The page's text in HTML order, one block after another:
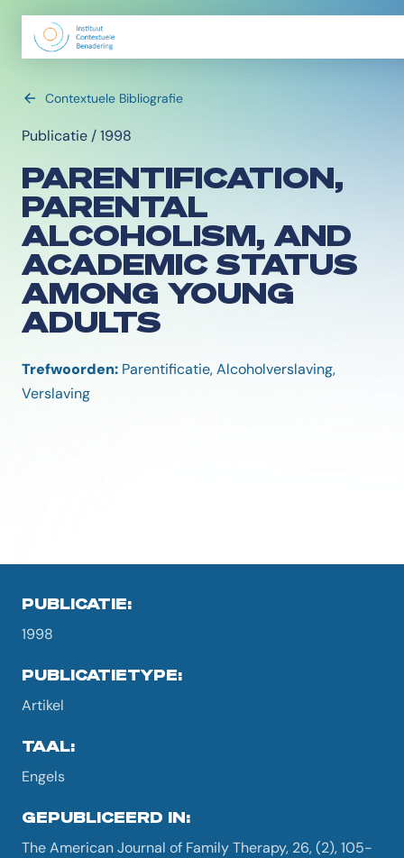
Contextuele Bibliografie
Publicatie / 1998
PARENTIFICATION,
PARENTAL
ALCOHOLISM, AND
ACADEMIC STATUS
AMONG YOUNG
ADULTS
Trefwoorden: Parentificatie, Alcoholverslaving,
Verslaving
PUBLICATIE:
1998
PUBLICATIETYPE:
Artikel
TAAL:
Engels
GEPUBLICEERD IN:
The American Journal of Family Therapy, 26, (2), 105-